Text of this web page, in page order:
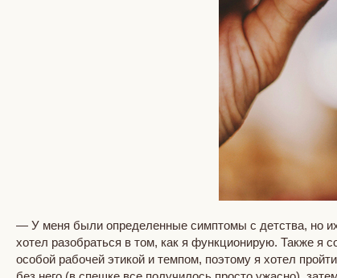
— У меня были определенные симптомы с детства, но их
хотел разобраться в том, как я функционирую. Также я
особой рабочей этикой и темпом, поэтому я хотел